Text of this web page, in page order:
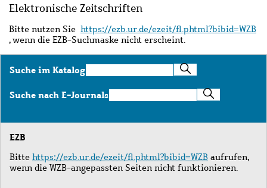
Elektronische Zeitschriften
Bitte nutzen Sie https://ezb.ur.de/ezeit/fl.phtml?bibid=WZB
, wenn die EZB-Suchmaske nicht erscheint.
Suche im KatalogSuche
im
Katalog
Suche nach E-JournalsSuche
nach
Journals
EZB
Bitte https://ezb.ur.de/ezeit/fl.phtml?bibid=WZB aufrufen,
wenn die WZB-angepassten Seiten nicht funktionieren.